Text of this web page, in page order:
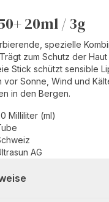
20ml / 3g
spezielle
zum Schutz der
Stick schützt sensible
vor Sonne, Wind und
in den Bergen.
Milliliter (ml)
AG